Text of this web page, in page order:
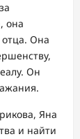
она
отца. Она
Он
Яна
и найти